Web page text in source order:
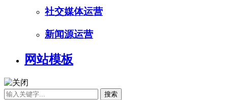
社交媒体运营
新闻源运营
网站模板